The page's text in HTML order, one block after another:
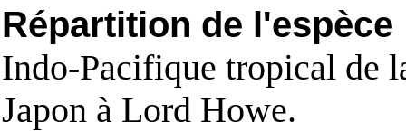
Répartition de l'espèce
Indo-Pacifique tropical de
Japon à Lord Howe.